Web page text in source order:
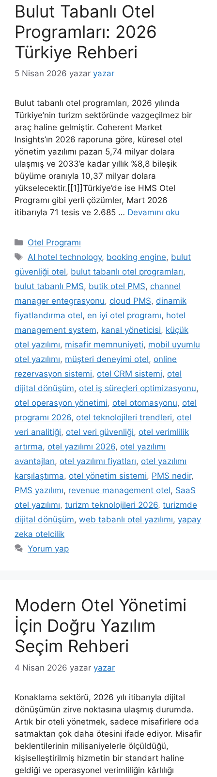
Bulut Tabanlı Otel
Programları: 2026
Türkiye Rehberi
5 Nisan 2026 yazar yazar
Bulut tabanlı otel programları, 2026 yılında
Türkiye’nin turizm sektöründe vazgeçilmez bir
araç haline gelmiştir. Coherent Market
Insights’ın 2026 raporuna göre, küresel otel
yönetim yazılımı pazarı 5,74 milyar dolara
ulaşmış ve 2033’e kadar yıllık %8,8 bileşik
büyüme oranıyla 10,37 milyar dolara
yükselecektir.[[1]]Türkiye’de ise HMS Otel
Programı gibi yerli çözümler, Mart 2026
itibarıyla 71 tesis ve 2.685 … Devamını oku
Kategoriler
Otel Programı
Etiketler
AI hotel technology, booking engine, bulut
güvenliği otel, bulut tabanlı otel programları,
bulut tabanlı PMS, butik otel PMS, channel
manager entegrasyonu, cloud PMS, dinamik
fiyatlandırma otel, en iyi otel programı, hotel
management system, kanal yöneticisi, küçük
otel yazılımı, misafir memnuniyeti, mobil uyumlu
otel yazılımı, müşteri deneyimi otel, online
rezervasyon sistemi, otel CRM sistemi, otel
dijital dönüşüm, otel iş süreçleri optimizasyonu,
otel operasyon yönetimi, otel otomasyonu, otel
programı 2026, otel teknolojileri trendleri, otel
veri analitiği, otel veri güvenliği, otel verimlilik
artırma, otel yazılımı 2026, otel yazılımı
avantajları, otel yazılımı fiyatları, otel yazılımı
karşılaştırma, otel yönetim sistemi, PMS nedir,
PMS yazılımı, revenue management otel, SaaS
otel yazılımı, turizm teknolojileri 2026, turizmde
dijital dönüşüm, web tabanlı otel yazılımı, yapay
zeka otelcilik
Yorum yap
Modern Otel Yönetimi
İçin Doğru Yazılım
Seçim Rehberi
4 Nisan 2026 yazar yazar
Konaklama sektörü, 2026 yılı itibarıyla dijital
dönüşümün zirve noktasına ulaşmış durumda.
Artık bir oteli yönetmek, sadece misafirlere oda
satmaktan çok daha ötesini ifade ediyor. Misafir
beklentilerinin milisaniyelerle ölçüldüğü,
kişiselleştirilmiş hizmetin bir standart haline
geldiği ve operasyonel verimliliğin kârlılığı